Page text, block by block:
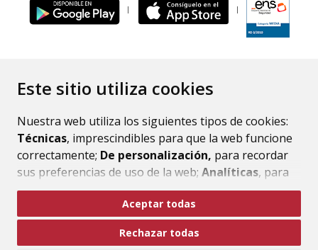
Este sitio utiliza cookies
Nuestra web utiliza los siguientes tipos de cookies:
Técnicas, imprescindibles para que la web funcione
correctamente; De personalización, para recordar
sus preferencias de uso de la web; Analíticas, para
mejorar el funcionamiento de la web y sus servicios.
Si acepta pulsando el botón“Aceptar todas”
consideramos que acepta su uso. Si pulsa el botón
Aceptar todas
Rechazar todas